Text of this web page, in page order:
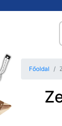
Főoldal